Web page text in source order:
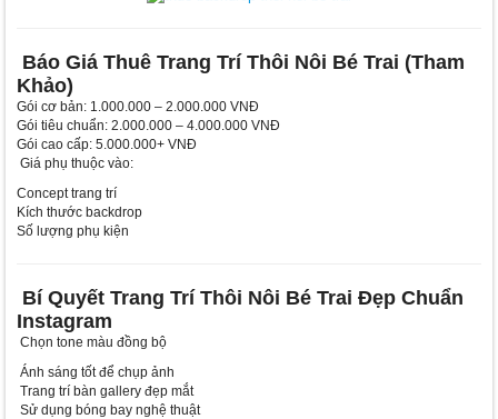
Báo Giá Thuê Trang Trí Thôi Nôi Bé Trai (Tham
Khảo)
Gói cơ bản: 1.000.000 – 2.000.000 VNĐ
Gói tiêu chuẩn: 2.000.000 – 4.000.000 VNĐ
Gói cao cấp: 5.000.000+ VNĐ
Giá phụ thuộc vào:
Concept trang trí
Kích thước backdrop
Số lượng phụ kiện
Bí Quyết Trang Trí Thôi Nôi Bé Trai Đẹp Chuẩn
Instagram
Chọn tone màu đồng bộ
Ánh sáng tốt để chụp ảnh
Trang trí bàn gallery đẹp mắt
Sử dụng bóng bay nghệ thuật